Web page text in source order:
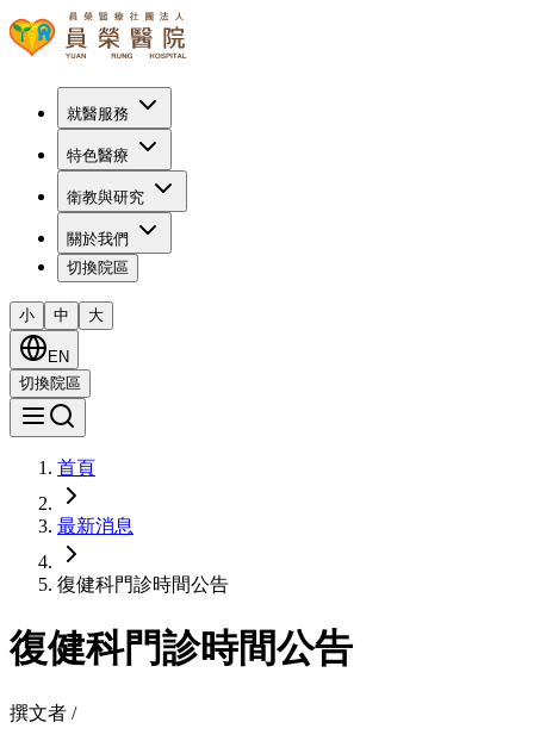
就醫服務
特色醫療
衛教與研究
關於我們
切換院區
小 中 大
EN
切換院區
首頁
最新消息
復健科門診時間公告
復健科門診時間公告
撰文者 /